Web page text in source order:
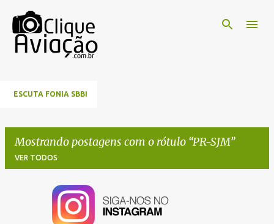
ESCUTA FONIA SBBI
Mostrando postagens com o rótulo PR-SJM
VER TODOS